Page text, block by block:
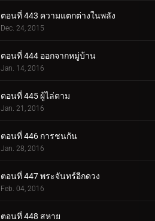
ตอนที่ 443 ความแตกต่างในพลัง
Dec. 24, 2015
ตอนที่ 444 ออกจากหมู่บ้าน
Jan. 14, 2016
ตอนที่ 445 ผู้ไล่ตาม
Jan. 21, 2016
ตอนที่ 446 การชนกัน
Jan. 28, 2016
ตอนที่ 447 พระจันทร์อีกดวง
Feb. 04, 2016
ตอนที่ 448 สหาย